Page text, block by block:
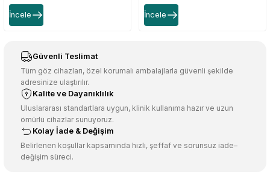
İncele İncele
Güvenli Teslimat
Tüm göz cihazları, özel korumalı ambalajlarla güvenli şekilde
adresinize ulaştırılır.
Kalite ve Dayanıklılık
Uluslararası standartlara uygun, klinik kullanıma hazır ve uzun
ömürlü cihazlar sunuyoruz.
Kolay İade & Değişim
Belirlenen koşullar kapsamında hızlı, şeffaf ve sorunsuz iade–
değişim süreci.